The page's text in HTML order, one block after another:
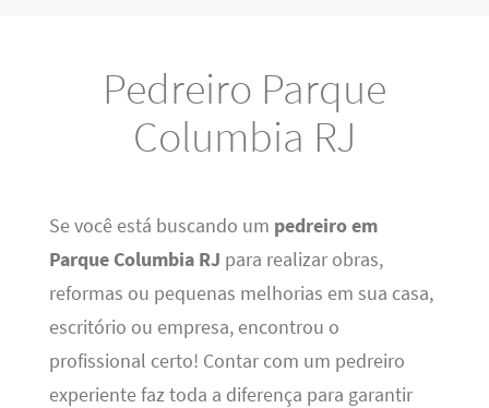
Pedreiro Parque
Columbia RJ
Se você está buscando um pedreiro em
Parque Columbia RJ para realizar obras,
reformas ou pequenas melhorias em sua casa,
escritório ou empresa, encontrou o
profissional certo! Contar com um pedreiro
experiente faz toda a diferença para garantir